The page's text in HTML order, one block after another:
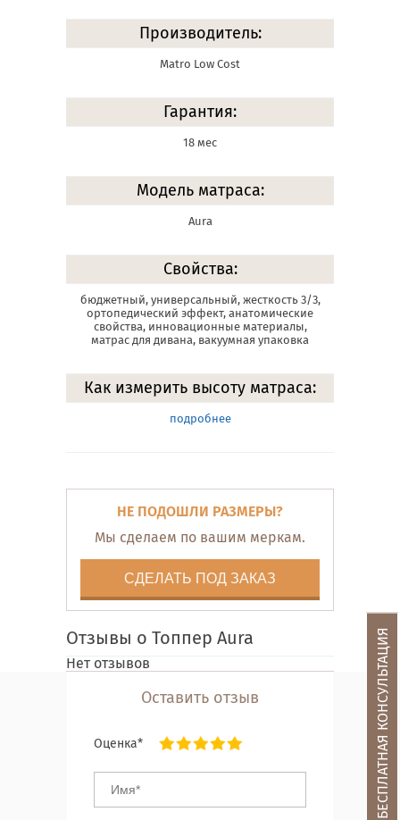
Производитель:
Matro Low Cost
Гарантия:
18 мес
Модель матраса:
Aura
Свойства:
бюджетный, универсальный, жесткость 3/3,
ортопедический эффект, анатомические
свойства, инновационные материалы,
матрас для дивана, вакуумная упаковка
Как измерить высоту матраса:
подробнее
НЕ ПОДОШЛИ РАЗМЕРЫ?
Мы сделаем по вашим меркам.
СДЕЛАТЬ ПОД ЗАКАЗ
Отзывы о Топпер Aura
Нет отзывов
Оставить отзыв
Оценка* БЕСПЛАТНАЯ КОНСУЛЬТАЦИЯ